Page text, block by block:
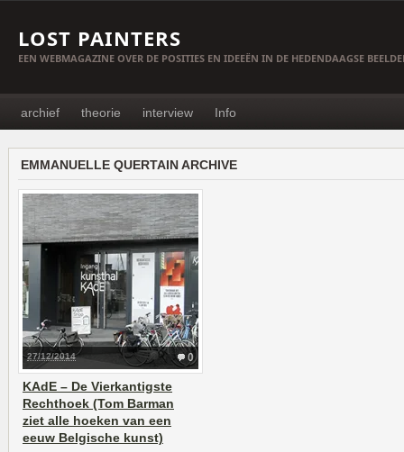
LOST PAINTERS
EEN WEBMAGAZINE OVER DE POSITIES EN IDEEËN IN DE HEDENDAAGSE
archief theorie interview Info
EMMANUELLE QUERTAIN ARCHIVE
0
27/12/2014
KAdE – De Vierkantigste
Rechthoek (Tom Barman
ziet alle hoeken van een
eeuw Belgische kunst)